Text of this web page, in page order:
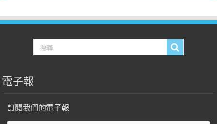
電子報
訂閱我們的電子報